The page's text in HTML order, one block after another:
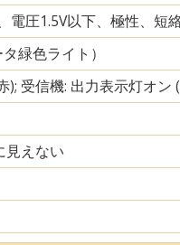
電圧1.5V以下、極性、短
緑色ライト）
); 受信機: 出力表示灯オン
見えない